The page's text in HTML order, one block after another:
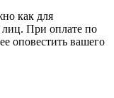
как для
При оплате по
оповестить вашего